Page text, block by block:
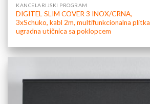
KANCELARIJSKI PROGRAM
DIGITEL SLIM COVER 3 INOX/CRNA,
3xSchuko, kabl 2m, multifunkcionalna plitka
ugradna utičnica sa poklopcem